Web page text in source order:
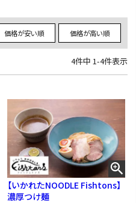
価格が安い順 価格が高い順
4件中 1-4件表示
【いかれたNOODLE Fishtons】
濃厚つけ麺